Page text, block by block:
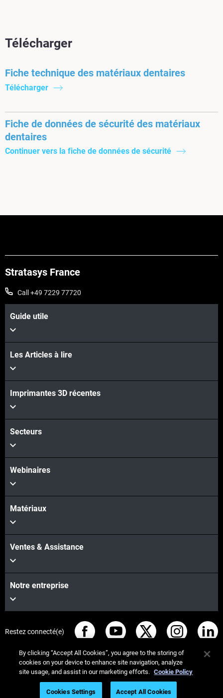
Télécharger
Fiche technique des matériaux dentaires
Télécharger
Fiche de données de sécurité des matériaux
dentaires
Continuer vers la fiche de données de sécurité
Stratasys France
Call +49 7229 77720
Guide utile
Les Articles à lire
Imprimantes 3D récentes
Secteurs
Webinaires
Matériaux
Ventes & Assistance
Notre entreprise
Restez connecté(e)
© Stratasys 2026
Informations légales
Politique de confidentialité
Conformité REACH
By clicking “Accept All Cookies”, you agree to the storing of
cookies on your device to enhance site navigation, analyze
site usage, and assist in our marketing efforts. Cookie Policy
Cookies Settings Accept All Cookies